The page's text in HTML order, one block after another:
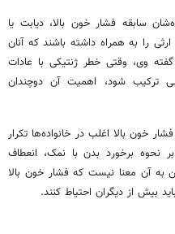
سابقه فشار خون بالا، دیابت یا
را به همراه داشته باشند که آنان
وی، وقتی خطر ژنتیکی با عادات
ترکیب شود، اهمیت آن دوچندان
خون بالا اغلب در خانواده‌ها تکرار
نحوه برخورد بدن با نمک، انعطاف
به آن معنا نیست که فشار خون بالا
بیش از دیگران احتیاط کنند.